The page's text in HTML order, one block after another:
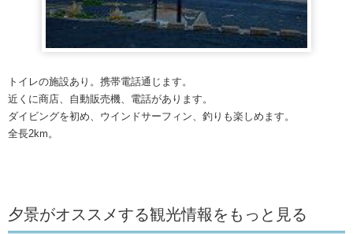
トイレの施設あり。携帯電話通じます。
近くに商店、自動販売機、電話があります。
ダイビングを初め、ウインドサーフィン、釣りも楽しめます。
全長2km。
夕景がオススメする観光情報をもっと見る